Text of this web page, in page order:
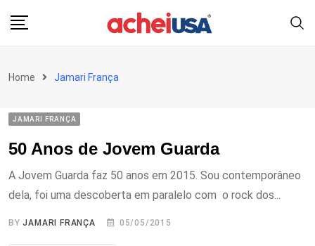
Home Jamari França
JAMARI FRANÇA
50 Anos de Jovem Guarda
A Jovem Guarda faz 50 anos em 2015. Sou contemporâneo
dela, foi uma descoberta em paralelo com o rock dos...
BYJAMARI FRANÇA 05/05/2015